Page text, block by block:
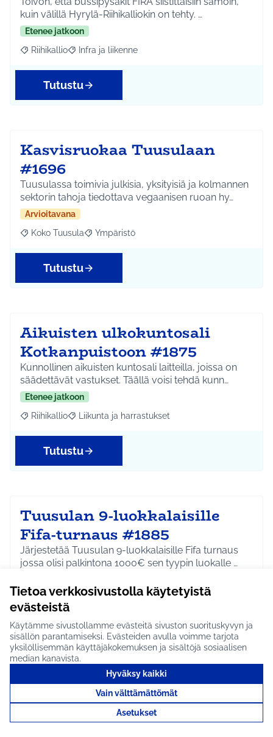
Tietoa verkkosivustolla käytetyistä
evästeistä
Käytämme sivustollamme evästeitä sivuston suorituskyvyn ja
sisällön parantamiseksi. Evästeiden avulla voimme tarjota
yksilöllisemmän käyttäjäkokemuksen ja sisältöjä sosiaalisen
median kanavista.
Hyväksy kaikki
Vain välttämättömät
Asetukset
kuin välillä Hyrylä-Riihikalliokin on tehty. …
Etenee jatkoon
Rajaa tulokset aihepiirin mukaan: Riihikallio
Riihikallio Rajaa tulokset teeman mukaan: Infra ja liikenne
Infra ja liikenne
Tutustu
Kasvisruokaa Tuusulaan
#1696
Tuusulassa toimivia julkisia, yksityisiä ja kolmannen
sektorin tahoja tiedottava vegaanisen ruoan hy…
Arvioitavana
Rajaa tulokset aihepiirin mukaan: Koko Tuusula
Koko Tuusula Rajaa tulokset teeman mukaan: Ympäristö
Ympäristö
Tutustu
Aikuisten ulkokuntosali
Kotkanpuistoon #1875
Kunnollinen aikuisten kuntosali laitteilla, joissa on
säädettävät vastukset. Täällä voisi tehdä kunn…
Etenee jatkoon
Rajaa tulokset aihepiirin mukaan: Riihikallio
Riihikallio Rajaa tulokset teeman mukaan: Liikunta ja
Liikunta ja harrastukset
Tutustu
Tuusulan 9-luokkalaisille
Fifa-turnaus #1885
Järjestetää Tuusulan 9-luokkalaisille Fifa turnaus
jossa olisi palkintona 1000€ sen tyypin luokalle …
Rajaa tulokset aihepiirin mukaan: Koko Tuusula
Koko Tuusula Kulttuuri ja tapahtumat
Tutustu
Jokelan brändin ja maineen
kohottaminen #1917